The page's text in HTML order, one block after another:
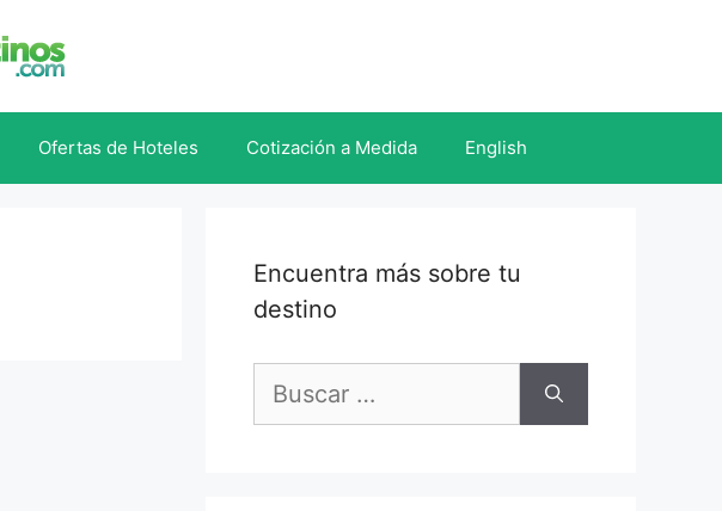
Ofertas de Hoteles Cotización a Medida English
Encuentra más sobre tu
destino